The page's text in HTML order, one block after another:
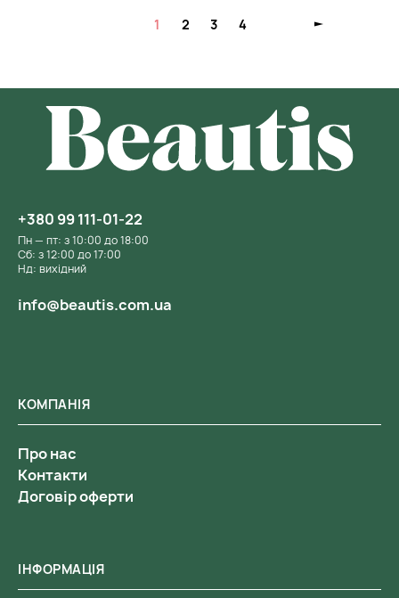
1 2 3 4
ІНФОРМАЦІЯ
КОМПАНІЯ
Про нас
Контакти
Договір оферти
+380 99 111-01-22
Пн — пт: з 10:00 до 18:00
Сб: з 12:00 до 17:00
Нд: вихідний
info@beautis.com.ua